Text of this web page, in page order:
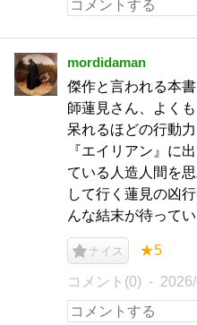
mordidaman
傑作と言われる本
師蓮見さん、よく
呆れるほどの行動
『エイリアン』に
ている人造人間を
して行く蓮見の凶
んな結末が待って
ナイス ★5
コメント(0)